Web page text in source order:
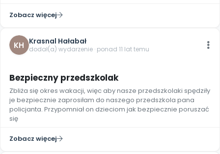
Zobacz więcej
KH Krasnal Hałabał
dodał(a) wydarzenie · ponad 11 lat temu
Bezpieczny przedszkolak
Zbliża się okres wakacji, więc aby nasze przedszkolaki spędziły
je bezpiecznie zaprosiłam do naszego przedszkola pana
policjanta. Przypomniał on dzieciom jak bezpiecznie poruszać
się
Zobacz więcej